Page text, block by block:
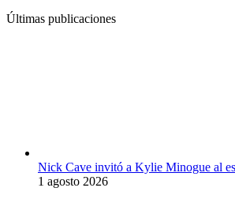
Últimas publicaciones
Nick Cave invitó a Kylie Minogue al
1 agosto 2026